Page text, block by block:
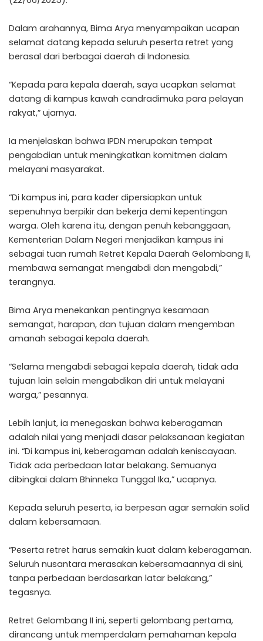
Dalam arahannya, Bima Arya menyampaikan ucapan
selamat datang kepada seluruh peserta retret yang
berasal dari berbagai daerah di Indonesia.
“Kepada para kepala daerah, saya ucapkan selamat
datang di kampus kawah candradimuka para pelayan
rakyat,” ujarnya.
Ia menjelaskan bahwa IPDN merupakan tempat
pengabdian untuk meningkatkan komitmen dalam
melayani masyarakat.
“Di kampus ini, para kader dipersiapkan untuk
sepenuhnya berpikir dan bekerja demi kepentingan
warga. Oleh karena itu, dengan penuh kebanggaan,
Kementerian Dalam Negeri menjadikan kampus ini
sebagai tuan rumah Retret Kepala Daerah Gelombang II,
membawa semangat mengabdi dan mengabdi,”
terangnya.
Bima Arya menekankan pentingnya kesamaan
semangat, harapan, dan tujuan dalam mengemban
amanah sebagai kepala daerah.
“Selama mengabdi sebagai kepala daerah, tidak ada
tujuan lain selain mengabdikan diri untuk melayani
warga,” pesannya.
Lebih lanjut, ia menegaskan bahwa keberagaman
adalah nilai yang menjadi dasar pelaksanaan kegiatan
ini. “Di kampus ini, keberagaman adalah keniscayaan.
Tidak ada perbedaan latar belakang. Semuanya
dibingkai dalam Bhinneka Tunggal Ika,” ucapnya.
Kepada seluruh peserta, ia berpesan agar semakin solid
dalam kebersamaan.
“Peserta retret harus semakin kuat dalam keberagaman.
Seluruh nusantara merasakan kebersamaannya di sini,
tanpa perbedaan berdasarkan latar belakang,”
tegasnya.
Retret Gelombang II ini, seperti gelombang pertama,
dirancang untuk memperdalam pemahaman kepala